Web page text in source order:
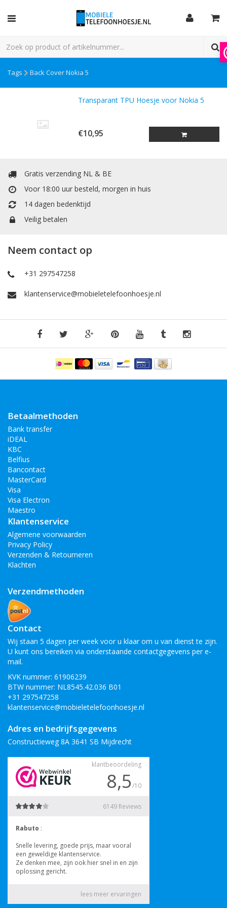
Tags Back Cover Nokia 5
Transparant TPU Hoesje voor Nokia 5
€10,95
Gratis verzending NL & BE
Voor 18:00 uur besteld, morgen in huis
14 dagen bedenktijd
Veilig betalen
Neem contact op
+31 297547258
klantenservice@mobieletelefoonhoesje.nl
Betaalmethoden
Bank transfer
iDEAL
KBC
Belfius
Bancontact
MasterCard
Visa
Visa Electron
Maestro
Klantenservice
Algemene voorwaarden
Privacy Policy
Verzenden & Retourneren
Klachten
Verzendmethoden
Contact
Wij staan 5 dagen per week voor u klaar om u van dienst te zijn.
U kunt ons bereiken via onderstaande contactgegevens per e-
mail.
KVK nummer: 61906239
BTW nummer: NL8545.42.036 B01
+31 297547258
klantenservice@mobieletelefoonhoesje.nl
Adres en bedrijfsgegevens
Constructieweg 8A 3641 SB Mijdrecht